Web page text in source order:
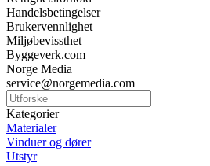
Handelsbetingelser
Brukervennlighet
Miljøbevissthet
Byggeverk.com
Norge Media
service@norgemedia.com
Kategorier
Materialer
Vinduer og dører
Utstyr